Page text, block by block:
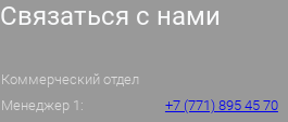
Связаться с нами
Коммерческий отдел
Менеджер 1:
+7 (771) 895 45 70